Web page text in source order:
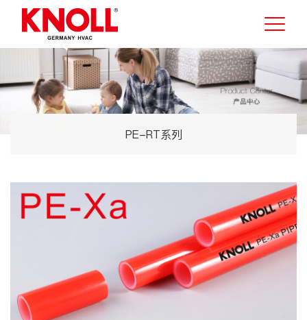
PE-RT系列